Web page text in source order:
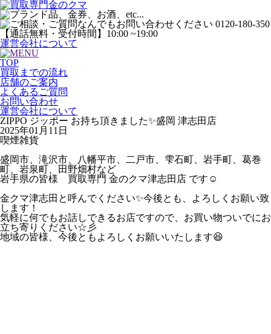
運営会社について
TOP
買取までの流れ
店舗のご案内
よくあるご質問
お問い合わせ
運営会社について
ZIPPO ジッポー お持ち頂きました✨盛岡 津志田店
2025年01月11日
喫煙雑貨
盛岡市、滝沢市、八幡平市、二戸市、雫石町、岩手町、葛巻
町、岩泉町、田野畑村など
岩手県の皆様 買取専門 金のクマ津志田店 です☺
金クマ津志田と呼んでください✨今後とも、よろしくお願い致
します！
気軽に何でもお話しできるお店ですので、お買い物ついでにお
立ち寄りください☆彡
地域の皆様、今後ともよろしくお願いいたします😆